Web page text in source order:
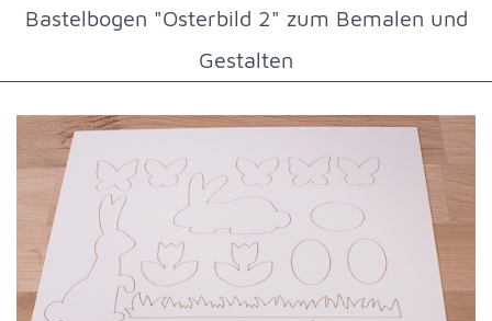
Bastelbogen "Osterbild 2" zum Bemalen und
Gestalten